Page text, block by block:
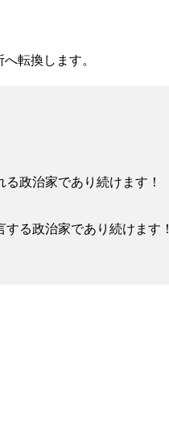
転換します。
政治家であり続けます！
る政治家であり続けます！